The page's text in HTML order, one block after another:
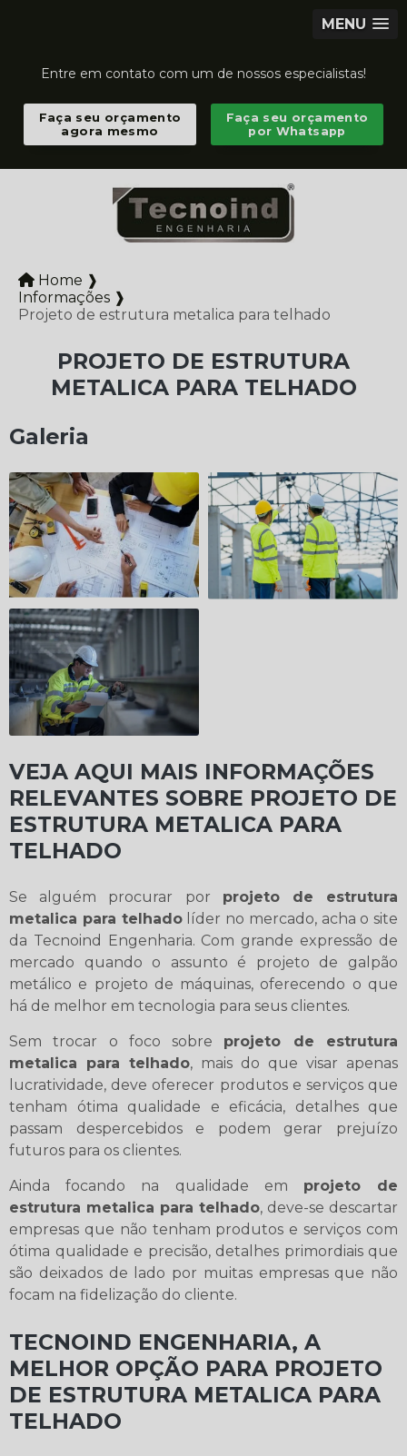
MENU
Entre em contato com um de nossos especialistas!
Faça seu orçamento
agora mesmo
Faça seu orçamento
por Whatsapp
Home ❱
Informações ❱
Projeto de estrutura metalica para telhado
PROJETO DE ESTRUTURA
METALICA PARA TELHADO
Galeria
VEJA AQUI MAIS INFORMAÇÕES
RELEVANTES SOBRE PROJETO DE
ESTRUTURA METALICA PARA
TELHADO
Se alguém procurar por projeto de estrutura
metalica para telhadolíder no mercado, acha o site
da Tecnoind Engenharia. Com grande expressão de
mercado quando o assunto é projeto de galpão
metálico e projeto de máquinas, oferecendo o que
há de melhor em tecnologia para seus clientes.
Sem trocar o foco sobre projeto de estrutura
metalica para telhado, mais do que visar apenas
lucratividade, deve oferecer produtos e serviços que
tenham ótima qualidade e eficácia, detalhes que
passam despercebidos e podem gerar prejuízo
futuros para os clientes.
Ainda focando na qualidade em projeto de
estrutura metalica para telhado, deve-se descartar
empresas que não tenham produtos e serviços com
ótima qualidade e precisão, detalhes primordiais que
são deixados de lado por muitas empresas que não
focam na fidelização do cliente.
TECNOIND ENGENHARIA, A
MELHOR OPÇÃO PARA PROJETO
DE ESTRUTURA METALICA PARA
TELHADO